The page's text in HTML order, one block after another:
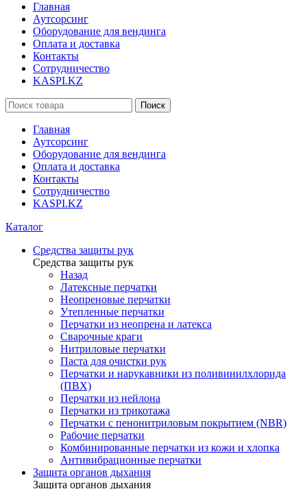
Главная
Аутсорсинг
Оборудование для вендинга
Оплата и доставка
Контакты
Сотрудничество
KASPI.KZ
Поиск
Главная
Аутсорсинг
Оборудование для вендинга
Оплата и доставка
Контакты
Сотрудничество
KASPI.KZ
Каталог
Средства защиты рук
Средства защиты рук
Назад
Латексные перчатки
Неопреновые перчатки
Утепленные перчатки
Перчатки из неопрена и латекса
Сварочные краги
Нитриловые перчатки
Паста для очистки рук
Перчатки и нарукавники из поливинилхлорида
(ПВХ)
Перчатки из нейлона
Перчатки из трикотажа
Перчатки с пенонитриловым покрытием (NBR)
Рабочие перчатки
Комбинированные перчатки из кожи и хлопка
Антивибрационные перчатки
Защита органов дыхания
Защита органов дыхания